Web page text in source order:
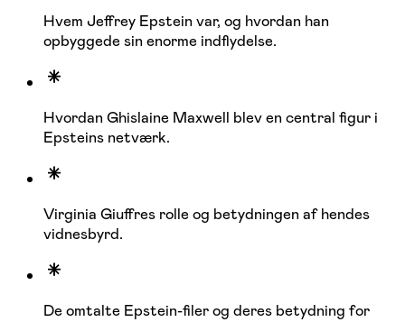
Hvem Jeffrey Epstein var, og hvordan han
opbyggede sin enorme indflydelse.
Hvordan Ghislaine Maxwell blev en central figur i
Epsteins netværk.
Virginia Giuffres rolle og betydningen af hendes
vidnesbyrd.
De omtalte Epstein-filer og deres betydning for